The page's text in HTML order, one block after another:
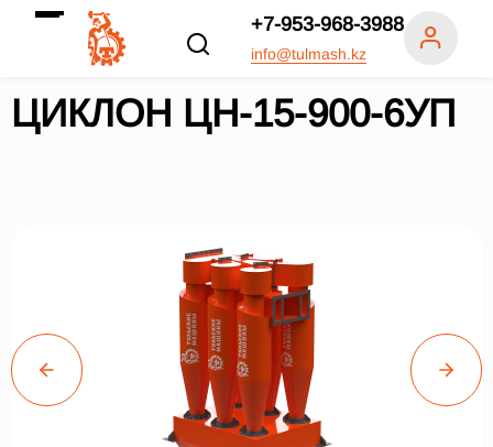
+7-953-968-3988
info@tulmash.kz
ЦИКЛОН ЦН-15-900-6УП